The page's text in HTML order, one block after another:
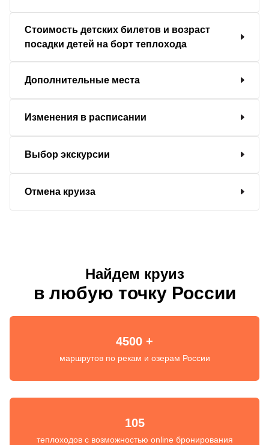
Стоимость детских билетов и возраст
посадки детей на борт теплохода
Дополнительные места
Изменения в расписании
Выбор экскурсии
Отмена круиза
Найдем круиз
в любую точку России
4500 +
маршрутов по рекам и озерам России
105
теплоходов с возможностью online бронирования